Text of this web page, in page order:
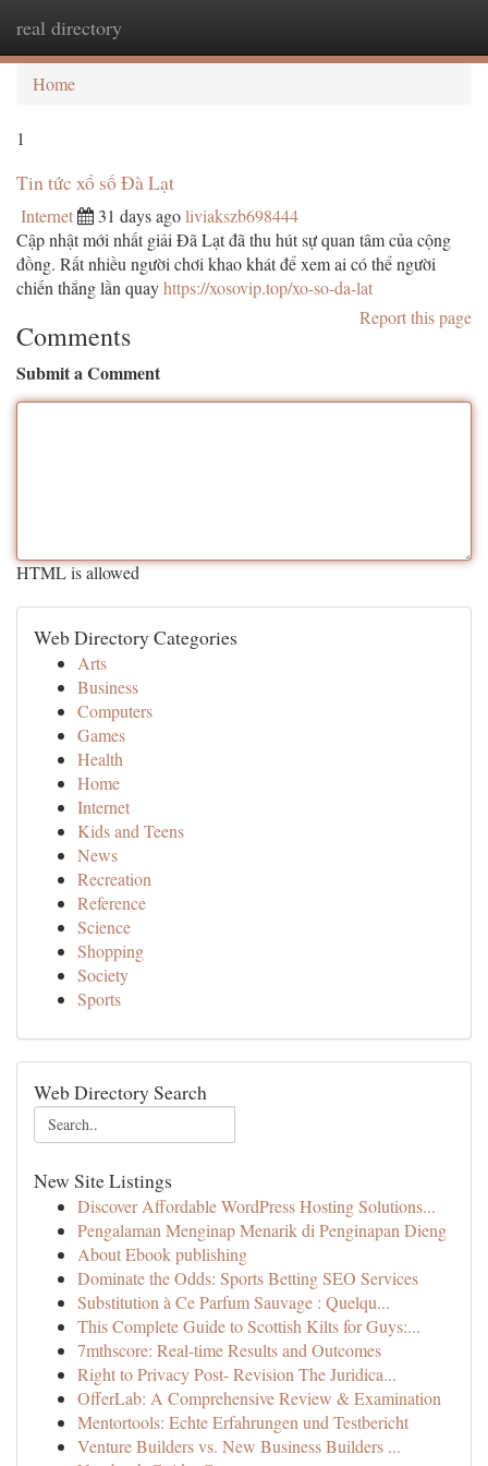
real directory
Home
1
Tin tức xổ số Đà Lạt
Internet 31 days agoliviakszb698444
Cập nhật mới nhất giải Đã Lạt đã thu hút sự quan tâm của cộng
đồng. Rất nhiều người chơi khao khát để xem ai có thể người
chiến thắng lần quayhttps://xosovip.top/xo-so-da-lat
Report this page
Comments
Submit a Comment
HTML is allowed
Web Directory Categories
Arts
Business
Computers
Games
Health
Home
Internet
Kids and Teens
News
Recreation
Reference
Science
Shopping
Society
Sports
Web Directory Search
New Site Listings
Discover Affordable WordPress Hosting Solutions...
Pengalaman Menginap Menarik di Penginapan Dieng
About Ebook publishing
Dominate the Odds: Sports Betting SEO Services
Substitution à Ce Parfum Sauvage : Quelqu...
This Complete Guide to Scottish Kilts for Guys:...
7mthscore: Real-time Results and Outcomes
Right to Privacy Post- Revision The Juridica...
OfferLab: A Comprehensive Review & Examination
Mentortools: Echte Erfahrungen und Testbericht
Venture Builders vs. New Business Builders ...